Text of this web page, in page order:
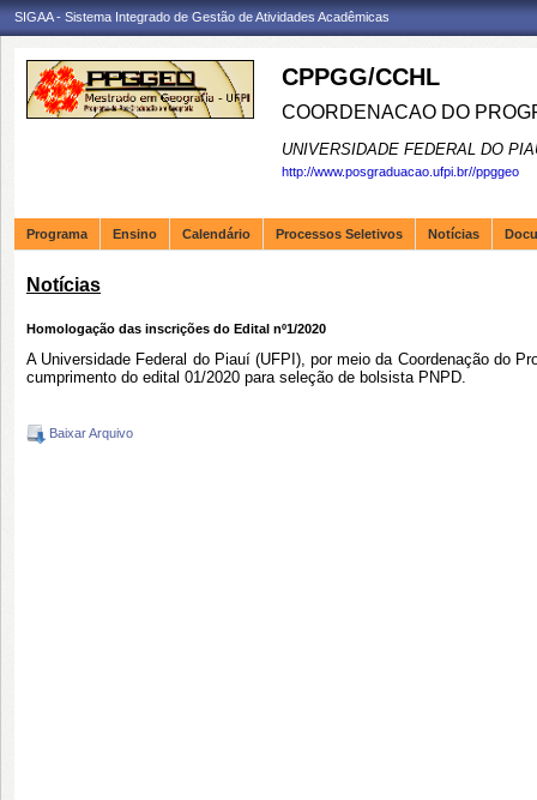
SIGAA - Sistema Integrado de Gestão de Atividades Acadêmicas
CPPGG/CCHL
COORDENACAO DO
UNIVERSIDADE FEDERAL DO
http://www.posgraduacao.ufpi.br//ppggeo
Programa Ensino Calendário Processos Seletivos Notícias
Notícias
Homologação das inscrições do Edital nº1/2020
A Universidade Federal do Piauí (UFPI), por meio da Coordenação do
cumprimento do edital 01/2020 para seleção de bolsista PNPD.
Baixar Arquivo